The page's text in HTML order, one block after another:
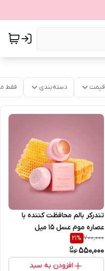
قیمت دسته‌بندی فقط
تندرکر بالم محافظت کننده با
عصاره موم عسل 15 میل
اوریفلیم 1276
700,000
21%
550,000
افزودن به سبد